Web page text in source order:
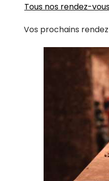
Tous nos rendez-
Vos prochains